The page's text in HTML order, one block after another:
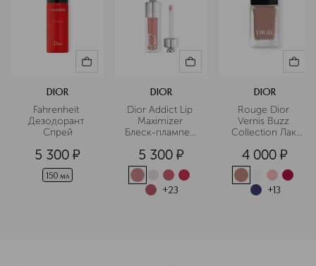
DIOR
Fahrenheit
Дезодорант
Спрей
5 300 ¤
150 мл
DIOR
Dior Addict Lip
Maximizer
Блеск-плампер
5 300 ¤
+23
DIOR
Rouge Dior
Vernis Buzz
Collection Лак
4 000 ¤
+13